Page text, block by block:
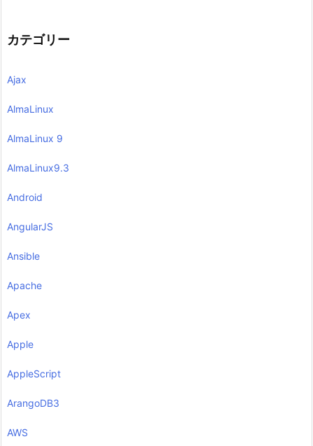
カテゴリー
Ajax
AlmaLinux
AlmaLinux 9
AlmaLinux9.3
Android
AngularJS
Ansible
Apache
Apex
Apple
AppleScript
ArangoDB3
AWS